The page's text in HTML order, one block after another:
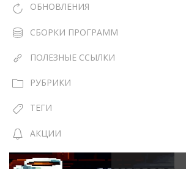
ОБНОВЛЕНИЯ
СБОРКИ ПРОГРАММ
ПОЛЕЗНЫЕ ССЫЛКИ
РУБРИКИ
ТЕГИ
АКЦИИ